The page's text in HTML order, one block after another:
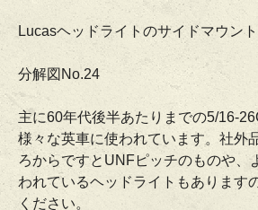
Lucasヘッドライトのサイドマウント
分解図No.24
主に60年代後半あたりまでの5/16-
様々な英車に使われています。社外
ろからですとUNFピッチのものや、
われているヘッドライトもあります
ください。